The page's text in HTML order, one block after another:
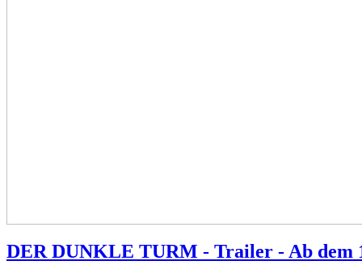
DER DUNKLE TURM - Trailer - Ab dem